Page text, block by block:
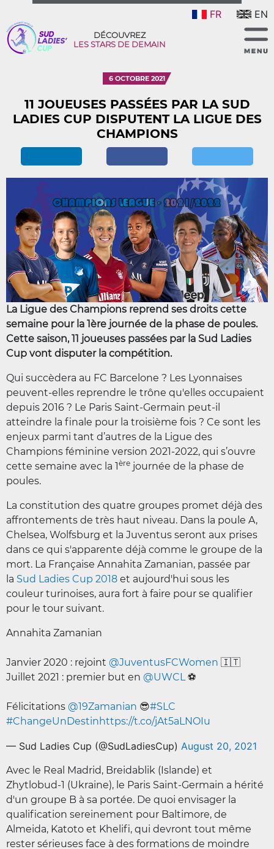
FR EN
DÉCOUVREZ
LES STARS DE DEMAIN
6 OCTOBRE 2021
11 JOUEUSES PASSÉES PAR LA SUD
LADIES CUP DISPUTENT LA LIGUE DES
CHAMPIONS
La Ligue des Champions reprend ses droits cette
semaine pour la 1ère journée de la phase de poules.
Cette saison, 11 joueuses passées par la Sud Ladies
Cup vont disputer la compétition.
Qui succèdera au FC Barcelone ? Les Lyonnaises
peuvent-elles reprendre le trône qu'elles occupaient
depuis 2016 ? Le Paris Saint-Germain peut-il
atteindre la finale pour la troisième fois ? Ce sont les
enjeux parmi tant d’autres de la Ligue des
Champions féminine version 2021-2022, qui s’ouvre
cette semaine avec la 1ère journée de la phase de
poules.
La constitution des quatre groupes promet déjà des
affrontements de très haut niveau. Dans la poule A,
Chelsea, Wolfsburg et la Juventus seront aux prises
dans ce qui s'apparente déjà comme le groupe de la
mort. La Française Annahita Zamanian, passée par
la Sud Ladies Cup 2018 et aujourd'hui sous les
couleur turinoises, aura fort à faire pour se qualifier
pour le tour suivant.
Annahita Zamanian
Janvier 2020 : rejoint @JuventusFCWomen 🇮🇹
Juillet 2021 : premier but en @UWCL⚽️
Félicitations @19Zamanian 😎#SLC
#ChangeUnDestinhttps://t.co/jAt5aLNOIu
— Sud Ladies Cup (@SudLadiesCup) August 20, 2021
Avec le Real Madrid, Breidablik (Islande) et
Zhytlobud-1 (Ukraine), le Paris Saint-Germain a hérité
d'un groupe B à sa portée. De quoi envisager la
qualification sereinement pour Baltimore, de
Almeida, Katoto et Khelifi, qui devront tout même
rester sérieuses face à des formations de moindre